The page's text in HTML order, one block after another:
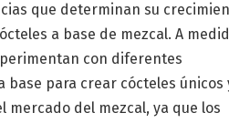
que determinan su
a base de mezcal. A
con diferentes
base para crear cócteles únicos
del mezcal, ya que los